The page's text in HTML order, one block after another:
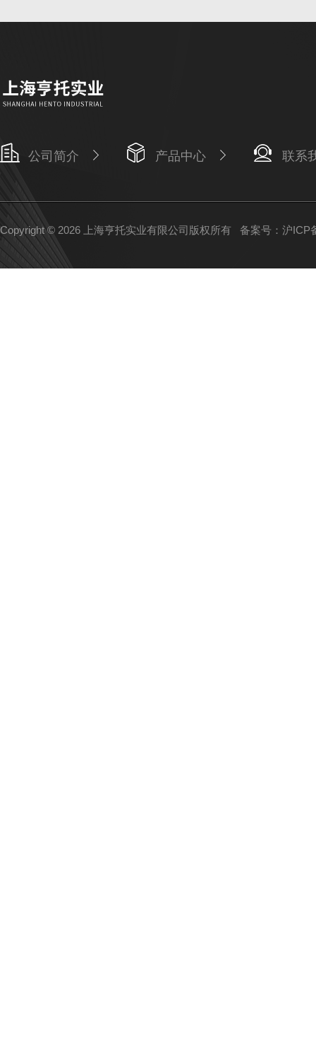
公司简介 产品中心 联系
Copyright © 2026 上海亨托实业有限公司版权所有 备案号：沪ICP